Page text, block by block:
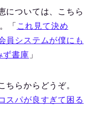
については、こちら
「 これ見て決め
員システムが僕にも
ず書庫 」
ちらからどうぞ。
スパが良すぎて困る